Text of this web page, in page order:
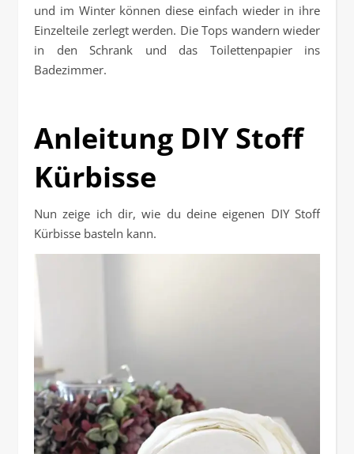
und im Winter können diese einfach wieder in ihre
Einzelteile zerlegt werden. Die Tops wandern wieder
in den Schrank und das Toilettenpapier ins
Badezimmer.
Anleitung DIY Stoff
Kürbisse
Nun zeige ich dir, wie du deine eigenen DIY Stoff
Kürbisse basteln kann.